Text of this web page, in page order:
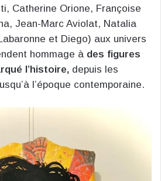
Catherine Orione, Françoise
Jean-Marc Aviolat, Natalia
et Diego) aux univers
hommage à des figures
l’histoire, depuis les
l’époque contemporaine.